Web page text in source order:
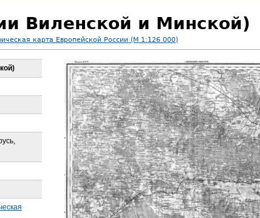
Виленской и Минской)
карта Европейской России (М 1:126 000)